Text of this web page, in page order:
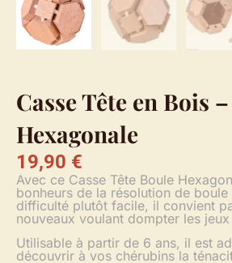
Casse Tête en Bois
Hexagonale
19,90 €
Avec ce Casse Tête Boule
bonheurs de la résolution de boule
difficulté plutôt facile, il convient
nouveaux voulant dompter les
Utilisable à partir de 6 ans, il est
découvrir à vos chérubins la